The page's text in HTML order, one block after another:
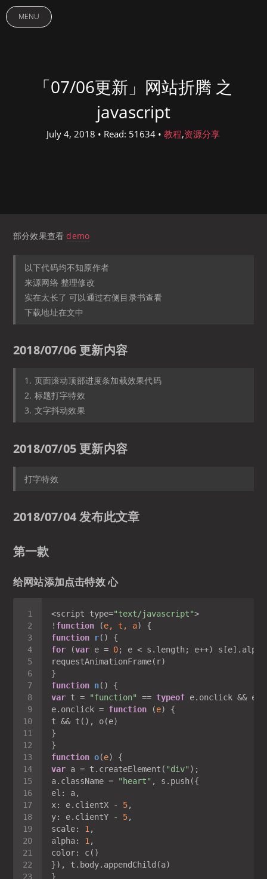
MENU
「07/06更新」网站折腾 之
javascript
July 4, 2018 • Read: 51634 • 教程,资源分享
部分效果查看demo
以下代码均不知原作者
来源网络 整理修改
实在太长了 可以通过右侧目录书查看
下载地址在文中
2018/07/06 更新内容
1. 页面滚动顶部进度条加载效果代码
2. 标题打字特效
3. 文字抖动效果
2018/07/05 更新内容
打字特效
2018/07/04 发布此文章
第一款
给网站添加点击特效 心
<script type="text/javascript"
! function (e, t, a)
function
r( )
for (var e = 0; e < s.length; e++)
function n( )
var t = "function" == typeof
e.onclick = function (e)
function o(e)
var a = t.createElement( "div"
a.className =
"heart"
el
x: e.clientX - 5
y: e.clientY - 5
scale: 1
alpha: 1
color